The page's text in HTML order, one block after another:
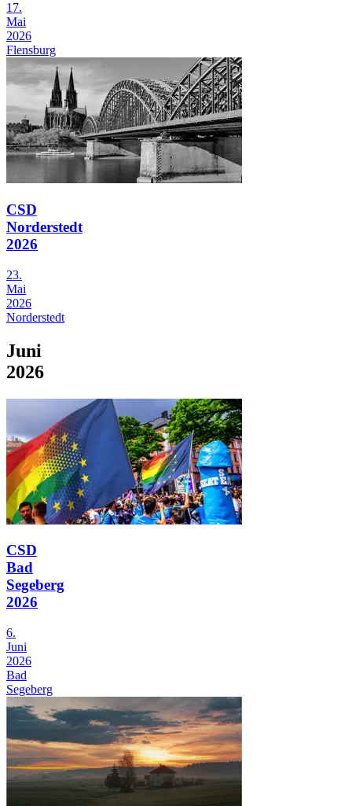
17.
Mai
2026
Flensburg
CSD
Norderstedt
2026
23.
Mai
2026
Norderstedt
Juni
2026
CSD
Bad
Segeberg
2026
6.
Juni
2026
Bad
Segeberg